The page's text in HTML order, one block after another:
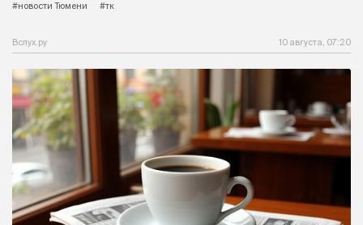
#новости Тюмени
#тк
Вслух.ру 10 августа, 07:20